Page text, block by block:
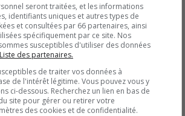
seront traitées, et les informations
identifiants uniques et autres types de
et consultées par 66 partenaires, ainsi
spécifiquement par ce site. Nos
susceptibles d'utiliser des données
Liste des partenaires.
de traiter vos données à
de l'intérêt légitime. Vous pouvez vous y
ci-dessous. Recherchez un lien en bas de
site pour gérer ou retirer votre
des cookies et de confidentialité.